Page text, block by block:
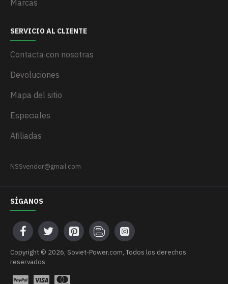
Marcas
SERVICIO AL CLIENTE
Contacta con nosotras
Devoluciones
Mapa del sitio
Especiales
Afiliadas
NSSvendor@gmail.com
SÍGANOS
Сopyright © 2026, Soviet-Power.com, Todos los derechos
reservados